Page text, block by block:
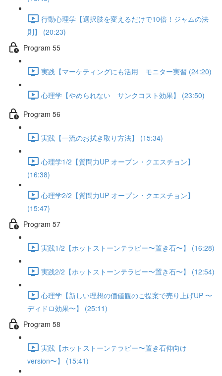
行動心理学【選択肢を変えるだけで10倍！ジャムの法
則】 (20:23)
Program 55
実践【マーケティングにも活用 モニター実習 (24:20)
心理学【やめられない サンクコスト効果】 (23:50)
Program 56
実践【一流のお拭き取り方法】 (15:34)
心理学1/2【質問力UP オープン・クエスチョン】
(16:38)
心理学2/2【質問力UP オープン・クエスチョン】
(15:47)
Program 57
実践1/2【ホットストーンテラピー〜置き石〜】 (16:28)
実践2/2【ホットストーンテラピー〜置き石〜】 (12:54)
心理学【新しい理想の価値観のご提案で売り上げUP 〜
ディドロ効果〜】 (25:11)
Program 58
実践【ホットストーンテラピー〜置き石仰向け
version〜】 (15:41)